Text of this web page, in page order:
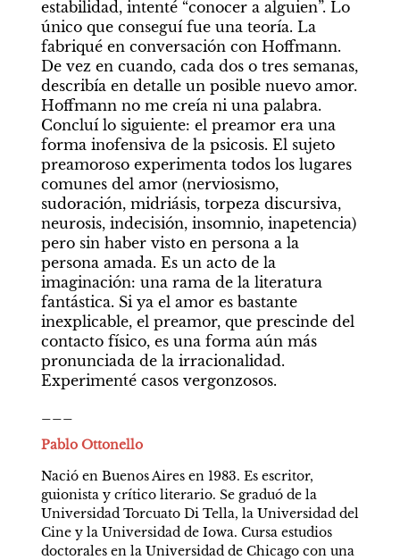
estabilidad, intenté “conocer a alguien”. Lo
único que conseguí fue una teoría. La
fabriqué en conversación con Hoffmann.
De vez en cuando, cada dos o tres semanas,
describía en detalle un posible nuevo amor.
Hoffmann no me creía ni una palabra.
Concluí lo siguiente: el preamor era una
forma inofensiva de la psicosis. El sujeto
preamoroso experimenta todos los lugares
comunes del amor (nerviosismo,
sudoración, midriásis, torpeza discursiva,
neurosis, indecisión, insomnio, inapetencia)
pero sin haber visto en persona a la
persona amada. Es un acto de la
imaginación: una rama de la literatura
fantástica. Si ya el amor es bastante
inexplicable, el preamor, que prescinde del
contacto físico, es una forma aún más
pronunciada de la irracionalidad.
Experimenté casos vergonzosos.
Pablo Ottonello
Nació en Buenos Aires en 1983. Es escritor,
guionista y crítico literario. Se graduó de la
Universidad Torcuato Di Tella, la Universidad del
Cine y la Universidad de Iowa. Cursa estudios
doctorales en la Universidad de Chicago con una